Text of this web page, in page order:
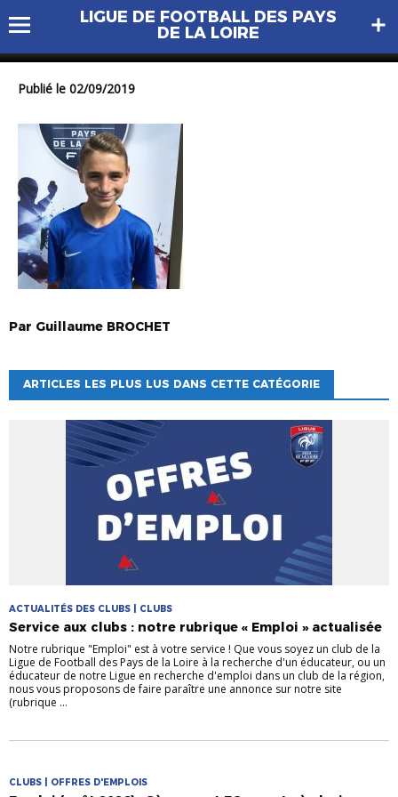
LIGUE DE FOOTBALL DES PAYS
DE LA LOIRE
IMG_4857
Publié le 02/09/2019
Par Guillaume BROCHET
ARTICLES LES PLUS LUS DANS CETTE CATÉGORIE
ACTUALITÉS DES CLUBS | CLUBS
Service aux clubs : notre rubrique « Emploi » actualisée
Notre rubrique "Emploi" est à votre service ! Que vous soyez un club de la
Ligue de Football des Pays de la Loire à la recherche d'un éducateur, ou un
éducateur de notre Ligue en recherche d'emploi dans un club de la région,
nous vous proposons de faire paraître une annonce sur notre site
(rubrique ...
CLUBS | OFFRES D'EMPLOIS